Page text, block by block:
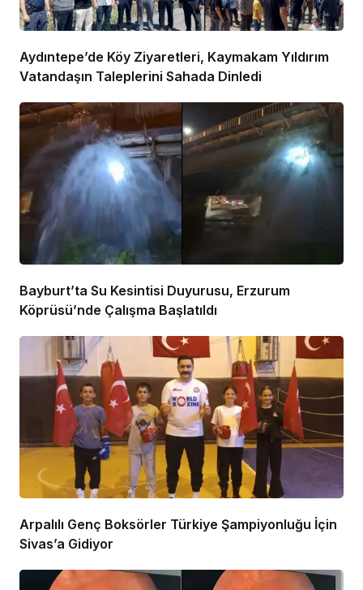
Aydıntepe’de Köy Ziyaretleri, Kaymakam Yıldırım
Vatandaşın Taleplerini Sahada Dinledi
Bayburt’ta Su Kesintisi Duyurusu, Erzurum
Köprüsü’nde Çalışma Başlatıldı
Arpalılı Genç Boksörler Türkiye Şampiyonluğu İçin
Sivas’a Gidiyor